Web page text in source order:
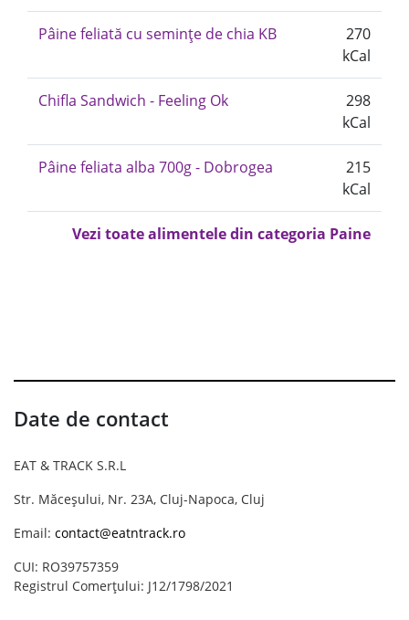
Pâine feliată cu semințe de chia KB
270
kCal
Chifla Sandwich - Feeling Ok
298
kCal
Pâine feliata alba 700g - Dobrogea
215
kCal
Vezi toate alimentele din categoria Paine
Date de contact
EAT & TRACK S.R.L
Str. Măceșului, Nr. 23A, Cluj-Napoca, Cluj
Email: contact@eatntrack.ro
CUI: RO39757359
Registrul Comerțului: J12/1798/2021